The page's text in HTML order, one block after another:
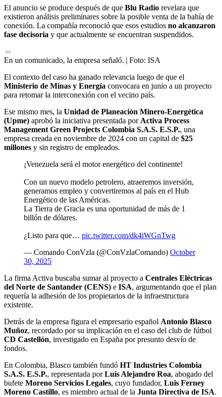
El anuncio se produce después de que Blu Radio revelara que
existieron análisis preliminares sobre la posible venta de la bahía de
conexión. La compañía reconoció que esos estudios no alcanzaron
fase decisoria y que actualmente se encuentran suspendidos.
En un comunicado, la empresa señaló. | Foto: ISA
El contexto del caso ha ganado relevancia luego de que el
Ministerio de Minas y Energía convocara en junio a un proyecto
para retomar la interconexión con el vecino país.
Ese mismo mes, la Unidad de Planeación Minero-Energética
(Upme) aprobó la iniciativa presentada por Activa Process
Management Green Projects Colombia S.A.S. E.S.P., una
empresa creada en noviembre de 2024 con un capital de $25
millones y sin registro de empleados.
¡Venezuela será el motor energético del continente!
Con un nuevo modelo petrolero, atraeremos inversión,
generamos empleo y convertiremos al país en el Hub
Energético de las Américas.
La Tierra de Gracia es una oportunidad de más de 1
billón de dólares.
¿Listo para que… pic.twitter.com/dk4iWGnTwg
— Comando ConVzla (@ConVzlaComando) October
30, 2025
La firma Activa buscaba sumar al proyecto a Centrales Eléctricas
del Norte de Santander (CENS) e ISA, argumentando que el plan
requería la adhesión de los propietarios de la infraestructura
existente.
Detrás de la empresa figura el empresario español Antonio Blasco
Muñoz, recordado por su implicación en el caso del club de fútbol
CD Castellón, investigado en España por presunto desvío de
fondos.
En Colombia, Blasco también fundó HT Industries Colombia
S.A.S. E.S.P., representada porLuis Alejandro Roa, abogado del
bufete Moreno Servicios Legales, cuyo fundador, Luis Ferney
Moreno Castillo, es miembro actual de la Junta Directiva de ISA.